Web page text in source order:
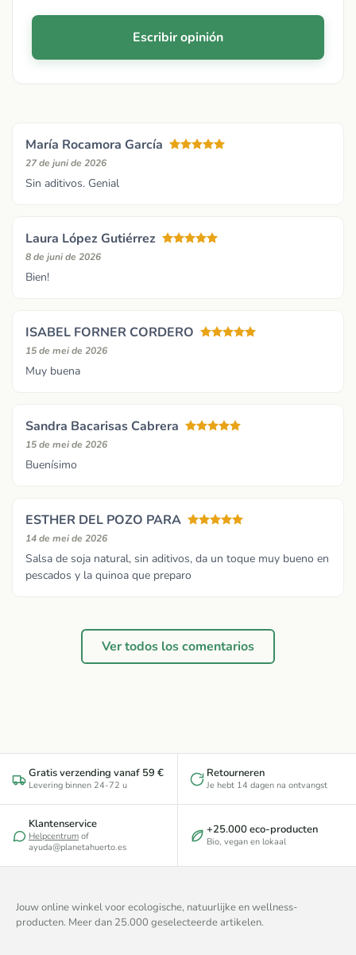
Escribir opinión
María Rocamora García
27 de juni de 2026
Sin aditivos. Genial
Laura López Gutiérrez
8 de juni de 2026
Bien!
ISABEL FORNER CORDERO
15 de mei de 2026
Muy buena
Sandra Bacarisas Cabrera
15 de mei de 2026
Buenísimo
ESTHER DEL POZO PARA
14 de mei de 2026
Salsa de soja natural, sin aditivos, da un toque muy bueno en
pescados y la quinoa que preparo
Ver todos los comentarios
Gratis verzending vanaf 59 €
Levering binnen 24-72 u
Retourneren
Je hebt 14 dagen na ontvangst
Klantenservice
Helpcentrum of
ayuda@planetahuerto.es
+25.000 eco-producten
Bio, vegan en lokaal
Jouw online winkel voor ecologische, natuurlijke en wellness-
producten. Meer dan 25.000 geselecteerde artikelen.